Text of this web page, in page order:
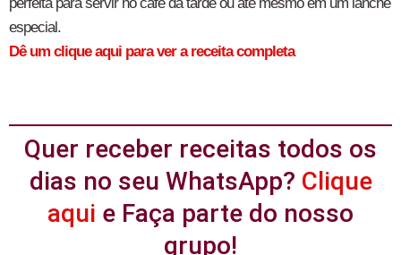
perfeita para servir no café da tarde ou até mesmo em um lanche
especial.
Dê um clique aqui para ver a receita completa
Quer receber receitas todos os
dias no seu WhatsApp? Clique
aqui e Faça parte do nosso
grupo!